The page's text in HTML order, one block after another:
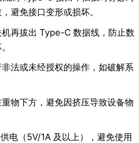
避免接口变形或损坏。​
再拔出 Type-C 数据线，防止数
法或未经授权的操作，如破解系
物下方，避免因挤压导致设备物
电（5V/1A 及以上），避免使用